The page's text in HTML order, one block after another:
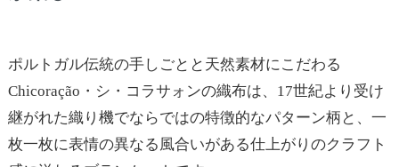
ポルトガル伝統の手しごとと天然素材にこだわる
Chicoração・シ・コラサォンの織布は、17世紀より受け
継がれた織り機でならではの特徴的なパターン柄と、一
枚一枚に表情の異なる風合いがある仕上がりのクラフト